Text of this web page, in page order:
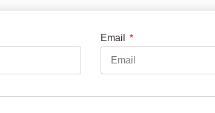
Email